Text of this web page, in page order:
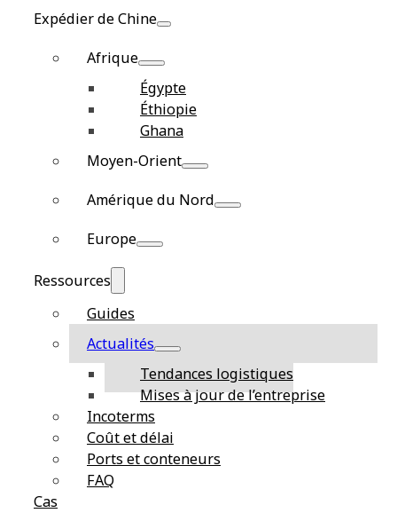
Expédier de Chine
Afrique
Égypte
Éthiopie
Ghana
Moyen-Orient
Amérique du Nord
Europe
Ressources
Guides
Actualités
Tendances logistiques
Mises à jour de l’entreprise
Incoterms
Coût et délai
Ports et conteneurs
FAQ
Cas